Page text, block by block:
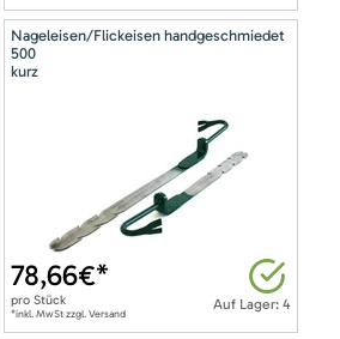
Nageleisen/Flickeisen handgeschmiedet
500
kurz
Auf Lager: 4
78,66€*
proStück
*inkl. MwSt zzgl. Versand